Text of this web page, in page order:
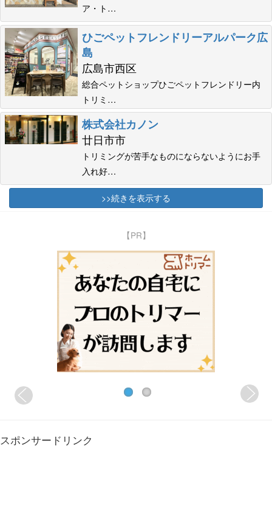
ア・ト…
ひごペットフレンドリーアルパーク広
島
広島市西区
総合ペットショップひごペットフレンドリー内
トリミ…
株式会社カノン
廿日市市
トリミングが苦手なものにならないようにお手
入れ好…
>>続きを表示する
【PR】
スポンサードリンク